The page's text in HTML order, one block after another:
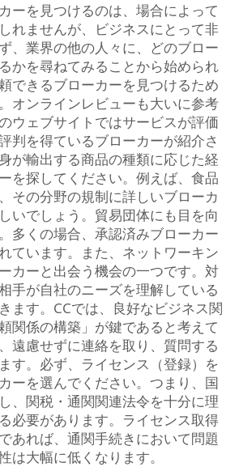
ーを見つけるのは、場合によって
れませんが、ビジネスにとって非
、業界の他の人々に、どのブロー
かを尋ねてみることから始められ
できるブローカーを見つけるため
オンラインレビューも大いに参考
ウェブサイトではサービスが評価
判を得ているブローカーが紹介さ
が輸出する商品の種類に応じた経
を探してください。例えば、食品
その分野の規制に詳しいブローカ
いでしょう。貿易団体にも目を向
多くの場合、承認済みブローカー
ています。また、ネットワーキン
カーと出会う機会の一つです。対
手が自社のニーズを理解している
ます。CCでは、良好なビジネス関
関係の構築」が鍵であると考えて
遠慮せずに連絡を取り、質問する
す。必ず、ライセンス（登録）を
ーを選んでください。つまり、国
、関税・通関関連法令を十分に理
必要があります。ライセンス取得
あれば、通関手続きにおいて問題
は大幅に低くなります。